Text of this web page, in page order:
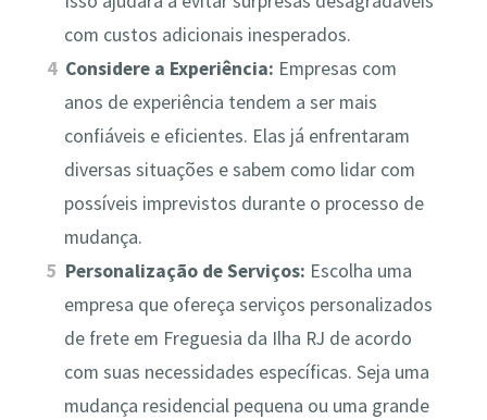
com custos adicionais inesperados.
Considere a Experiência: Empresas com
anos de experiência tendem a ser mais
confiáveis e eficientes. Elas já enfrentaram
diversas situações e sabem como lidar com
possíveis imprevistos durante o processo de
mudança.
Personalização de Serviços: Escolha uma
empresa que ofereça serviços personalizados
de frete em Freguesia da Ilha RJ de acordo
com suas necessidades específicas. Seja uma
mudança residencial pequena ou uma grande